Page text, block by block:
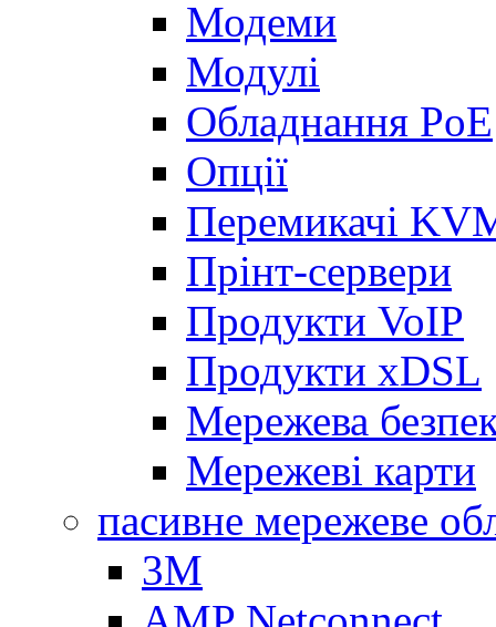
Модеми
Модулі
Обладнання PoE
Опції
Перемикачі
Прінт-сервери
Продукти VoIP
Продукти xDSL
Мережева
Мережеві карти
пасивне мережеве
3M